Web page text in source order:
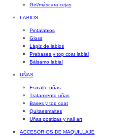
Gel/máscara cejas
LABIOS
Pintalabios
Gloss
Lápiz de labios
Prebases y top coat labial
Bálsamo labial
UÑAS
Esmalte uñas
Tratamiento uñas
Bases y top coat
Quitaesmaltes
Uñas postizas y nail art
ACCESORIOS DE MAQUILLAJE